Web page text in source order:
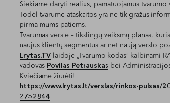
Siekiame daryti realius, pamatuojamus tvarumo
Todėl tvarumo ataskaitos yra ne tik gražus
pirma mums patiems.
Tvarumas versle – tikslingų veiksmų planas,
naujus klientų segmentus ar net naują verslo
Lrytas.TV laidoje „Tvarumo kodas” kalbinami
vadovas Povilas Petrauskas bei
Kviečiame žiūrėti!
https://www.lrytas.lt/verslas/rinkos-pulsas/
2752844